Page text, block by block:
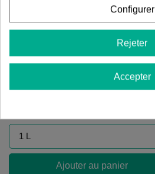
Ajouter au panier
Configurer
Rejeter
Accepter